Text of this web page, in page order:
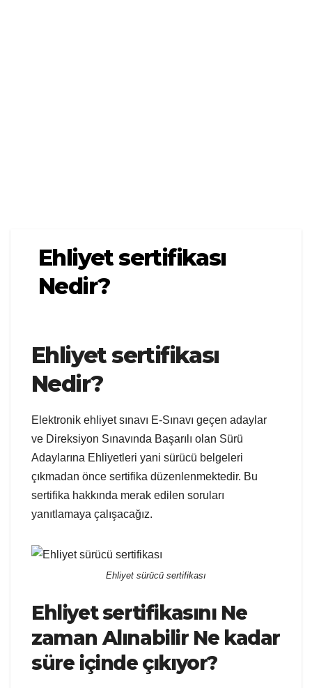
Ehliyet sertifikası
Nedir?
Ehliyet sertifikası
Nedir?
Elektronik ehliyet sınavı E-Sınavı geçen adaylar
ve Direksiyon Sınavında Başarılı olan Sürü
Adaylarına Ehliyetleri yani sürücü belgeleri
çıkmadan önce sertifika düzenlenmektedir. Bu
sertifika hakkında merak edilen soruları
yanıtlamaya çalışacağız.
Ehliyet sürücü sertifikası
Ehliyet sertifikasını Ne
zaman Alınabilir Ne kadar
süre içinde çıkıyor?